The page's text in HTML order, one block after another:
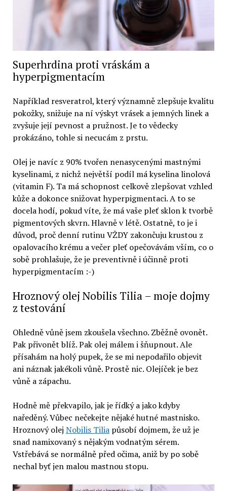
Superhrdina proti vráskám a
hyperpigmentacím
Například resveratrol, který významně zlepšuje kvalitu
pokožky, snižuje na ní výskyt vrásek a jemných linek a
zvyšuje její pevnost a pružnost. Je to vědecky
prokázáno, tohle si necucám z prstu.
Olej je navíc z 90% tvořen nenasycenými mastnými
kyselinami, z nichž největší podíl má kyselina linolová
(vitamin F). Ta má schopnost celkově zlepšovat vzhled
kůže a dokonce snižovat hyperpigmentaci. A to se
docela hodí, pokud víte, že má vaše pleť sklon k tvorbě
pigmentových skvrn. Hlavně v létě. Ostatně, to je i
důvod, proč denní rutinu VŽDY zakončuju krustou z
opalovacího krému a večer pleť opečovávám vším, co o
sobě prohlašuje, že je preventivně i účinně proti
hyperpigmentacím :-)
Hroznový olej Nobilis Tilia – moje dojmy
z testování
Ohledně vůně jsem zkoušela všechno. Zběžně ovonět.
Pak přivonět blíž. Pak olej málem i šňupnout. Ale
přísahám na holý pupek, že se mi nepodařilo objevit
ani náznak jakékoli vůně. Prostě nic. Olejíček je bez
vůně a zápachu.
Hodně mě překvapilo, jak je řídký a jako kdyby
naředěný. Vůbec nečekejte nějaké hutné mastnisko.
Hroznový olej Nobilis Tiliapůsobí dojmem, že už je
snad namixovaný s nějakým vodnatým sérem.
Vstřebává se normálně před očima, aniž by po sobě
nechal byť jen malou mastnou stopu.